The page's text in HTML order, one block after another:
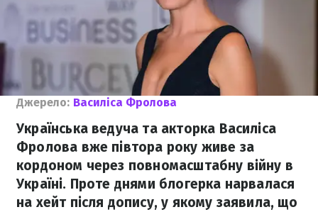
Джерело: Василіса Фролова
Українська ведуча та акторка Василіса
Фролова вже півтора року живе за
кордоном через повномасштабну війну в
Україні. Проте днями блогерка нарвалася
на хейт після допису, у якому заявила, що